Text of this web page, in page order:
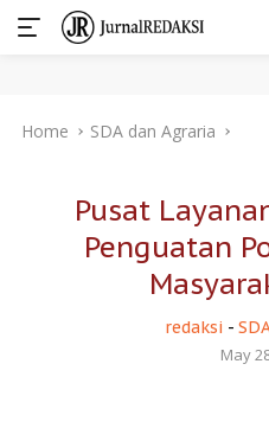
Home SDA dan Agraria
Pusat
Penguatan
redaksi -
May